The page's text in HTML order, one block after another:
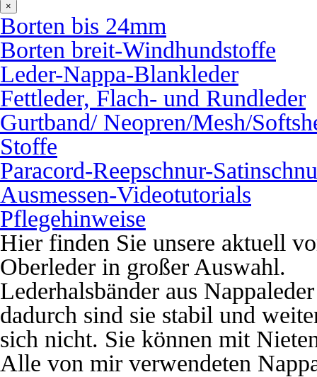
×
Borten bis 24mm
Borten breit-Windhundstoffe
Leder-Nappa-Blankleder
Fettleder, Flach- und Rundleder
Gurtband/ Neopren/Mesh/
Stoffe
Paracord-Reepschnur-
Ausmessen-Videotutorials
Pflegehinweise
Hier finden Sie unsere aktuell
Oberleder in großer Auswahl.
Lederhalsbänder aus
dadurch sind sie stabil und
sich nicht. Sie können mit
Alle von mir verwendeten